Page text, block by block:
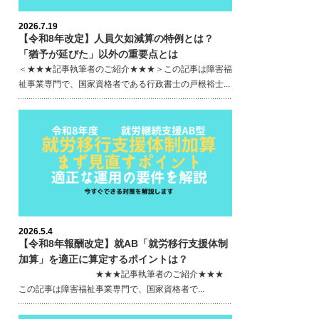
2026.7.19
【令和8年改定】人員欠如減算の特例とは？
「猶予が延びた」以外の重要点とは
＜★★★記事執筆者のご紹介★★★＞この記事は障害福
祉事業専門で、国家資格者である行政書士の戸根裕士...
2026.5.4
【令和8年報酬改定】就AB「就労移行支援体制
加算」を適正に算定するポイントは？
★★★記事執筆者のご紹介★★★
この記事は障害福祉事業専門で、国家資格者で...